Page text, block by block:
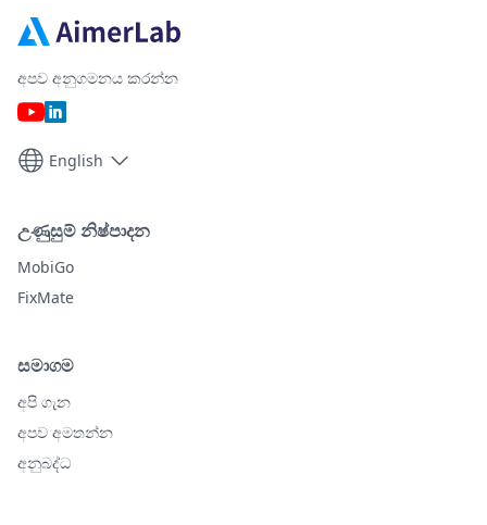
අපව අනුගමනය කරන්න
English
උණුසුම් නිෂ්පාදන
MobiGo
FixMate
සමාගම
අපි ගැන
අපව අමතන්න
අනුබද්ධ